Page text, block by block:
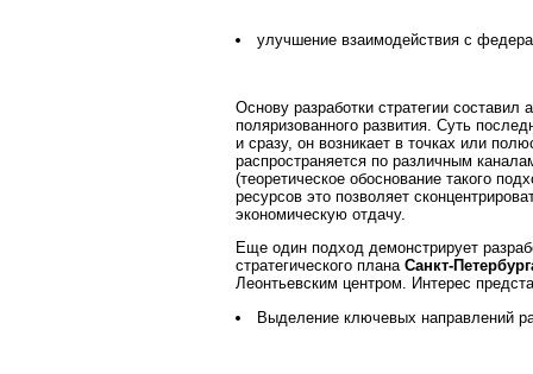
улучшение взаимодействия с
Основу разработки стратегии
поляризованного развития. Суть
и сразу, он возникает в точках или
распространяется по различным
(теоретическое обоснование такого
ресурсов это позволяет
экономическую отдачу.
Еще один подход демонстрирует
стратегического планаСанкт-
Леонтьевским центром. Интерес
Выделение ключевых направлений